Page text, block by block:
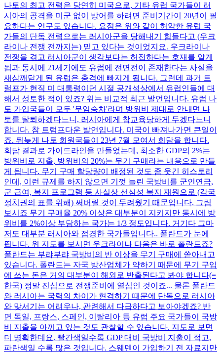
나토의 최고 전력은 당연히 미국으로, 기타 유럽 국가들이 러
시아의 공격을 미군 없이 방어를 하려면 준비기간이 20년이 필
요하다는 연구도 있습니다. 요점은 위와 같이 허약한 유럽 국
가들의 단독 전력으로는 러시아군을 당해내기 힘들다고 (우크
라이나 전쟁 전까지는) 믿고 있다는 것이었지요. 우크라이나
전쟁을 겪고 러시아군이 생각보다는 허접하다는 호재를 알게
됨과 동시에 21세기에도 유럽에 전면전이 존재한다는 사실을
새삼깨닫게 된 유럽은 충격에 빠지게 됩니다. 그런데 과거 트
럼프가 현직 미 대통령이던 시절 공개석상에서 유럽인들에 대
해서 성토한 적이 있죠? 위는 비교적 최근 발언입니다. 유럽 나
토 가입국들이 모두 '무임승차'라며 방위비 제대로 안내면 나
토를 탈퇴하겠다느니, 러시아에게 참교육당하게 두겠다느니
합니다. 참 트럼프다운 발언입니다. 미국이 빠져나가면 큰일이
죠. 뒤늦게 나토 회원국들이 23년 7월 모여서 회담을 합니다.
회담 결과로 가이드라인을 만들었는데, 최소한 GDP의 2%는
방위비로 지출, 방위비의 20%는 무기 구매라는 내용으로 만들
게 됩니다. 무기 구매 할당량이 배정된 것도 좀 웃긴 히스토리
인데, 이런 규제를 하지 않으면 기껏 늘린 국방비를 군인연금,
군 급여, 복지 프로그램 등 사실상 선심성 복지 재원으로 (각국
정치권의 표를 위해) 써버릴 것이 두려웠기 때문입니다. 그림
보시죠 무기 구매율 20% 이상은 대부분이 지키지만 동시에 방
위비를 2%이상 부담하는 국가는 1/3 정도입니다. 거기다 그마
저도 대부분 러시아와 접경한 국가들입니다.. 폴란드가 눈에
띕니다. 위 지도를 보시면 우크라이나 다음은 바로 폴란드죠?
폴란드는 부랴부랴 국방비의 반 이상을 무기 구매에 쏟아내고
있습니다. 폴란드는 자국 방산업체가 약하기 때문에 무기 구입
에 쓰는 돈은 거의 대부분이 해외로 반출된다고 봐야 합니다(=
한국) 정말 진심으로 전쟁준비에 열심인 것이죠... 물론 폴란드
와 러시아는 국력의 차이가 현격하기 때문에 단독으로 러시아
와 맞서기는 어려우나, 관련해서 다급하다고 보아야겠죠? 반
면 독일, 프랑스, 스페인, 이탈리아 등 유럽 주요 국가들이 국방
비 지출을 아끼고 있는 것도 관찰할 수 있습니다. 지도로 보면
더 명확한데요. 빨간색일수록 GDP 대비 국방비 지출이 적고,
파란색일 수록 많은 것입니다. 스웨덴이 가입하기 전 자료지만